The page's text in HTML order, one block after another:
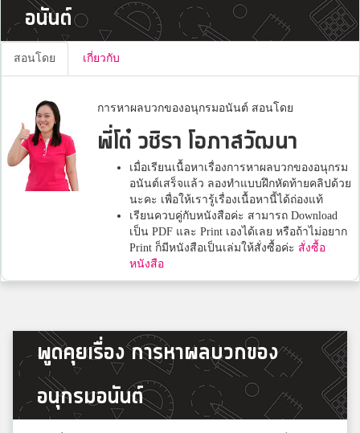
อนันต์
สอนโดย เกี่ยวกับ
การหาผลบวกของอนุกรมอนันต์ สอนโดย
พี่โต๋ วชิรา โอภาสวัฒนา
เมื่อเรียนเนื้อหาเรื่องการหาผลบวกของอนุกรม
อนันต์เสร็จแล้ว ลองทำแบบฝึกหัดท้ายคลิปด้วย
นะคะ เพื่อให้เรารู้เรื่องเนื้อหานี้ได้ถ่องแท้
เรียนควบคู่กับหนังสือค่ะ สามารถ Download
เป็น PDF และ Print เองได้เลย หรือถ้าไม่อยาก
Print ก็มีหนังสือเป็นเล่มให้สั่งซื้อค่ะ สั่งซื้อ
หนังสือ
พูดคุยเรื่อง การหาผลบวกของ
อนุกรมอนันต์